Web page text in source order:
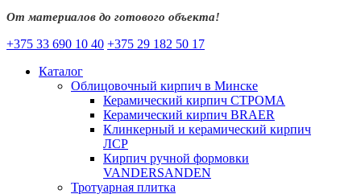
От материалов до готового объекта!
+375 33 690 10 40 +375 29 182 50 17
Каталог
Облицовочный кирпич в Минске
Керамический кирпич СТРОМА
Керамический кирпич BRAER
Клинкерный и керамический кирпич
ЛСР
Кирпич ручной формовки
VANDERSANDEN
Тротуарная плитка